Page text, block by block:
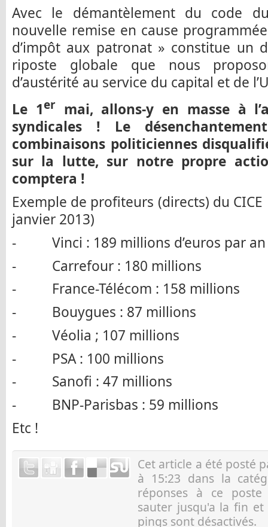
Avec le démantèlement du code
nouvelle remise en cause
d’impôt aux patronat » constitue un
riposte globale que nous
d’austérité au service du capital et de
Le 1ermai, allons-y en masse à
syndicales ! Le
combinaisons politiciennes
sur la lutte, sur notre propre
comptera !
Exemple de profiteurs (directs) du
janvier 2013)
- Vinci : 189 millions d’euros par an
- Carrefour : 180 millions
- France-Télécom : 158 millions
- Bouygues : 87 millions
- Véolia ; 107 millions
- PSA : 100 millions
- Sanofi : 47 millions
- BNP-Parisbas : 59 millions
Etc !
Cet article a été posté
à 15:23 dans la
réponses à ce
sauter jusqu'a la fin et
pings sont désactivés.